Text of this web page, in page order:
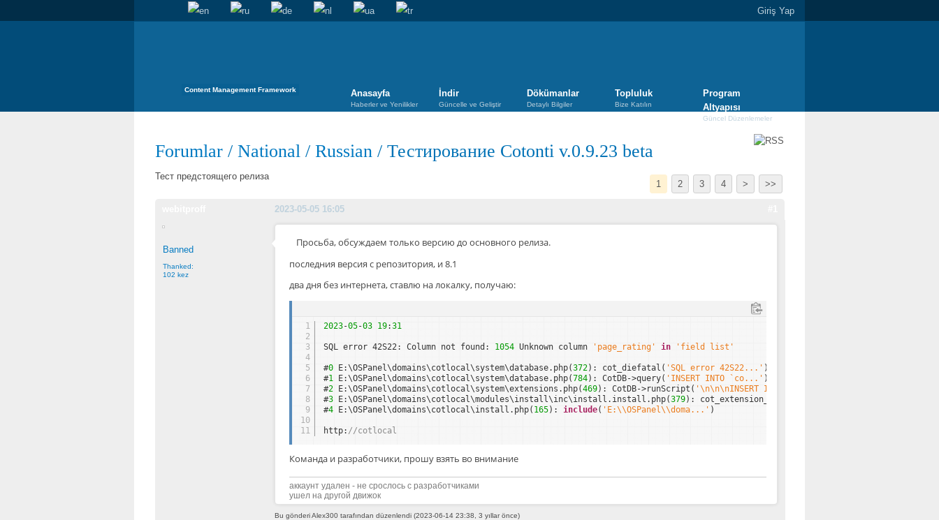
Giriş Yap
Content Management Framework Anasayfa
Haberler ve Yenilikler
İndir
Güncelle ve Geliştir
Dökümanlar
Detaylı Bilgiler
Topluluk
Bize Katılın
Program
Altyapısı
Güncel Düzenlemeler
Forumlar / National / Russian / Тестирование Cotonti v.0.9.23 beta
1 2 3 4 > >>
Тест предстоящего релиза
2023-05-05 16:05
Banned
Thanked:
102 kez
Просьба, обсуждаем только версию до основного релиза.
последния версия с репозитория, и 8.1
два дня без интернета, ставлю на локалку, получаю:
1
2
3
4
5
6
7
8
9
10
11
2023-05-03 19:31
SQL error 42S22: Column not found: 1054 Unknown column 'page_rating' in 'field list'
#0 E:\OSPanel\domains\cotlocal\system\database.php(372): cot_diefatal( 'SQL error 42S22...' )
#1 E:\OSPanel\domains\cotlocal\system\database.php(784): CotDB->query( 'INSERT INTO `co...' )
#2 E:\OSPanel\domains\cotlocal\system\extensions.php(469): CotDB->runScript( '\n\n\nINSERT INTO ...'
#3 E:\OSPanel\domains\cotlocal\modules\install\inc\install.install.php(379): cot_extension_install(
#4 E:\OSPanel\domains\cotlocal\install.php( 165): include( 'E:\\OSPanel\\doma...' )
http: //cotlocal
Команда и разработчики, прошу взять во внимание
аккаунт удален - не срослось с разработчиками
ушел на другой движок
Bu gönderi Alex300 tarafından düzenlendi (2023-06-14 23:38, 3 yıllar önce)